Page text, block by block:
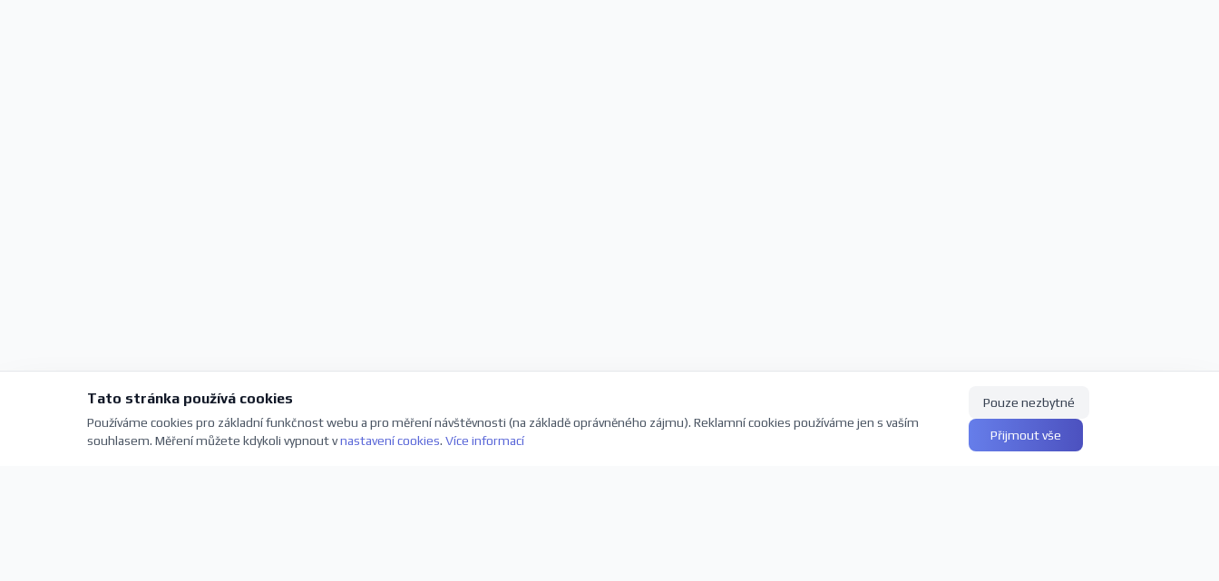
Tato stránka používá cookies
Používáme cookies pro základní funkčnost webu a pro měření návštěvnosti (na základě oprávněného zájmu). Reklamní cookies používáme jen s vaším
souhlasem. Měření můžete kdykoli vypnout vnastavení cookies. Více informací
Pouze nezbytné
Přijmout vše